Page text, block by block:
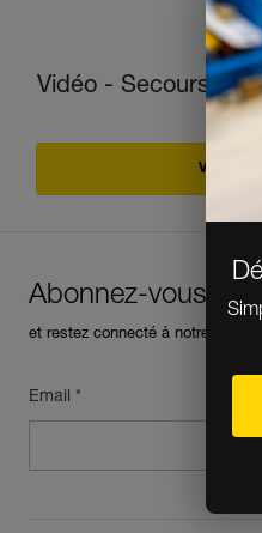
Vidéo - Secours à
Voir tous
Abonnez-vous à la
et restez connecté à notre
Email *